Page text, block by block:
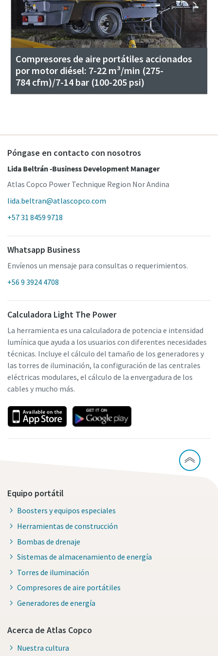
Compresores de aire portátiles accionados
por motor diésel: 7-22 m³/min (275-
784 cfm)/7-14 bar (100-205 psi)
Póngase en contacto con nosotros
Lida Beltrán -Business Development Manager
Atlas Copco Power Technique Region Nor Andina
lida.beltran@atlascopco.com
+57 31 8459 9718
Whatsapp Business
Envíenos un mensaje para consultas o requerimientos.
+56 9 3924 4708
Calculadora Light The Power
La herramienta es una calculadora de potencia e intensidad
lumínica que ayuda a los usuarios con diferentes necesidades
técnicas. Incluye el cálculo del tamaño de los generadores y
las torres de iluminación, la configuración de las centrales
eléctricas modulares, el cálculo de la envergadura de los
cables y mucho más.
Equipo portátil
Boosters y equipos especiales
Herramientas de construcción
Bombas de drenaje
Sistemas de almacenamiento de energía
Torres de iluminación
Compresores de aire portátiles
Generadores de energía
Acerca de Atlas Copco
Nuestra cultura